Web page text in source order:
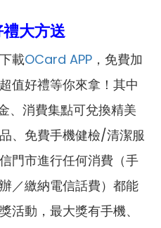
大方送
載OCard APP ，免費加
超值好禮等你來拿！其中
、消費集點可兌換精美
、免費手機健檢/清潔服
門市進行任何消費（手
／繳納電信話費）都能
活動，最大獎有手機、